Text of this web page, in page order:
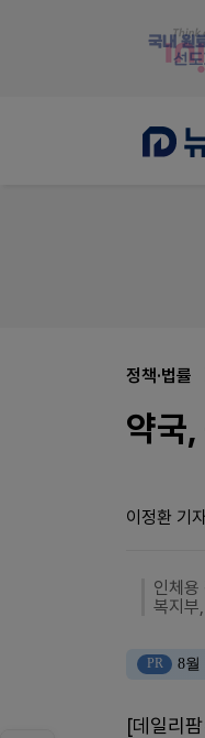
정책·법률
약국
이정환 기
인체용
복지부
PR 8월
[데일리